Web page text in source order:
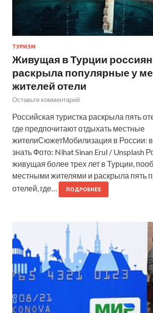
ТУРИЗМ
Живущая в Турции
раскрыла популярные у
жителей отели
Оставьте комментарий
Российская туристка раскрыла пять
где предпочитают отдыхать местные
жителиСюжетМобилизация в России:
знать Фото: Nihat Sinan Erul / Unsplash
живущая более трех лет в Турции,
местными жителями и раскрыла пять
отелей, где…
ПОДРОБНЕЕ